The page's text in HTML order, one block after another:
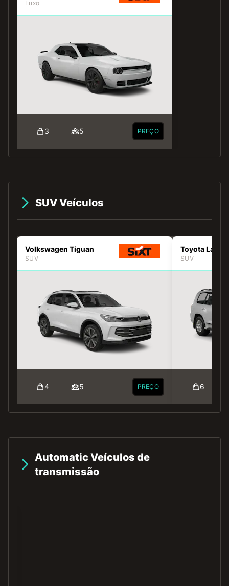
Luxo
3 5 PREÇO
SUV Veículos
Volkswagen Tiguan
SUV
4 5 PREÇO
Toyota Land
SUV
6
Automatic Veículos de
transmissão